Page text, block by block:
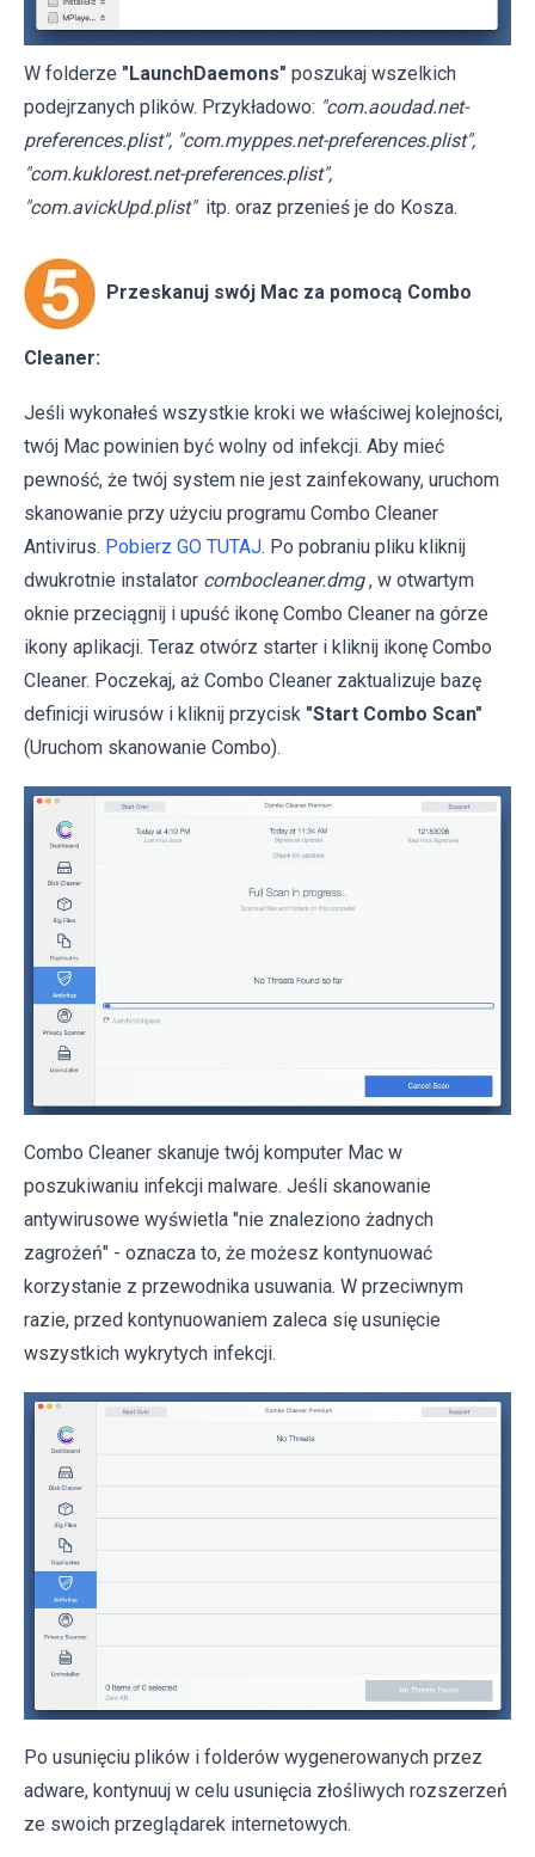
W folderze "LaunchDaemons" poszukaj wszelkich
podejrzanych plików. Przykładowo: "com.aoudad.net-
preferences.plist", "com.myppes.net-preferences.plist",
"com.kuklorest.net-preferences.plist",
"com.avickUpd.plist" itp. oraz przenieś je do Kosza.
Przeskanuj swój Mac za pomocą Combo
Cleaner:
Jeśli wykonałeś wszystkie kroki we właściwej kolejności,
twój Mac powinien być wolny od infekcji. Aby mieć
pewność, że twój system nie jest zainfekowany, uruchom
skanowanie przy użyciu programu Combo Cleaner
Antivirus. Pobierz GO TUTAJ. Po pobraniu pliku kliknij
dwukrotnie instalator combocleaner.dmg , w otwartym
oknie przeciągnij i upuść ikonę Combo Cleaner na górze
ikony aplikacji. Teraz otwórz starter i kliknij ikonę Combo
Cleaner. Poczekaj, aż Combo Cleaner zaktualizuje bazę
definicji wirusów i kliknij przycisk "Start Combo Scan"
(Uruchom skanowanie Combo).
Combo Cleaner skanuje twój komputer Mac w
poszukiwaniu infekcji malware. Jeśli skanowanie
antywirusowe wyświetla "nie znaleziono żadnych
zagrożeń" - oznacza to, że możesz kontynuować
korzystanie z przewodnika usuwania. W przeciwnym
razie, przed kontynuowaniem zaleca się usunięcie
wszystkich wykrytych infekcji.
Po usunięciu plików i folderów wygenerowanych przez
adware, kontynuuj w celu usunięcia złośliwych rozszerzeń
ze swoich przeglądarek internetowych.